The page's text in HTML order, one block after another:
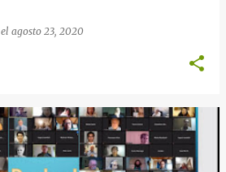
el agosto 23, 2020